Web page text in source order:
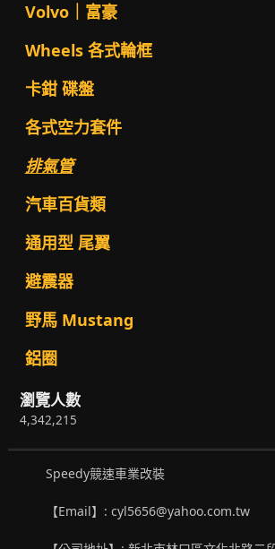
Volvo｜富豪
Wheels 各式輪框
卡鉗 碟盤
各式空力套件
排氣管
汽車百貨類
通用型 尾翼
避震器
野馬 Mustang
鋁圈
瀏覽人數
4,342,215
Speedy競速車業改裝
【Email】: cyl5656@yahoo.com.tw